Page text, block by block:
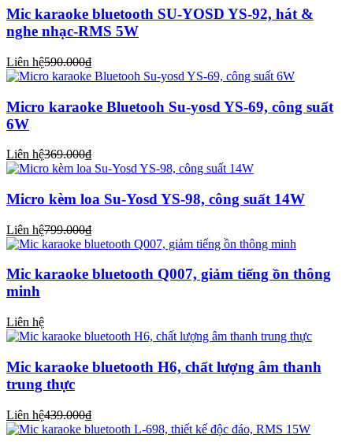
Mic karaoke bluetooth SU-YOSD YS-92, hát &
nghe nhạc-RMS 5W
Liên hệ590.000₫
Micro karaoke Bluetooh Su-yosd YS-69, công suất
6W
Liên hệ369.000₫
Micro kèm loa Su-Yosd YS-98, công suất 14W
Liên hệ799.000₫
Mic karaoke bluetooth Q007, giảm tiếng ồn thông
minh
Liên hệ
Mic karaoke bluetooth H6, chất lượng âm thanh
trung thực
Liên hệ439.000₫